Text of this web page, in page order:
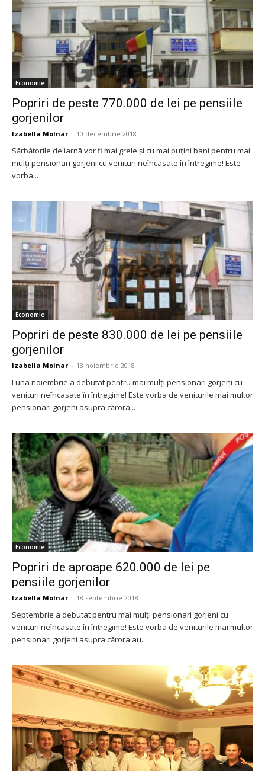
Economie
Popriri de peste 770.000 de lei pe pensiile
gorjenilor
Izabella Molnar - 10 decembrie 2018
Sărbătorile de iarnă vor fi mai grele și cu mai puțini bani pentru mai
mulţi pensionari gorjeni cu venituri neîncasate în întregime! Este
vorba...
Economie
Popriri de peste 830.000 de lei pe pensiile
gorjenilor
Izabella Molnar - 13 noiembrie 2018
Luna noiembrie a debutat pentru mai mulţi pensionari gorjeni cu
venituri neîncasate în întregime! Este vorba de veniturile mai multor
pensionari gorjeni asupra cărora...
Economie
Popriri de aproape 620.000 de lei pe
pensiile gorjenilor
Izabella Molnar - 18 septembrie 2018
Septembrie a debutat pentru mai mulţi pensionari gorjeni cu
venituri neîncasate în întregime! Este vorba de veniturile mai multor
pensionari gorjeni asupra cărora au...